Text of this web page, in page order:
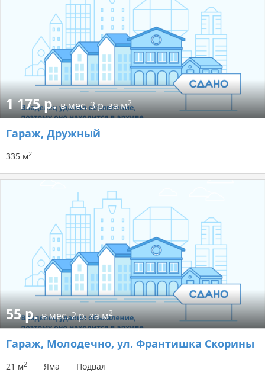
1 175 р.в мес.3 р. за м2
Гараж, Дружный
335 м2
55 р.в мес.2 р. за м2
Гараж, Молодечно, ул. Франтишка Скорины
21 м2 Яма Подвал